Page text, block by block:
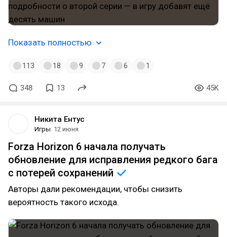
Показать полностью
113 18 9 7 6 1
348 13 45K
Никита Ентус
Игры 12 июня
Forza Horizon 6 начала получать
обновление для исправления редкого бага
с потерей сохранений
Авторы дали рекомендации, чтобы снизить
вероятность такого исхода.